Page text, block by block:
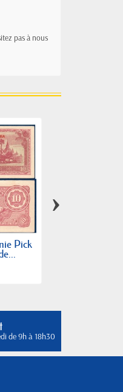
pas à nous
Pick
›
de 9h à 18h30